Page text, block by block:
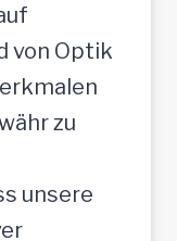
von Optik
zu
unsere